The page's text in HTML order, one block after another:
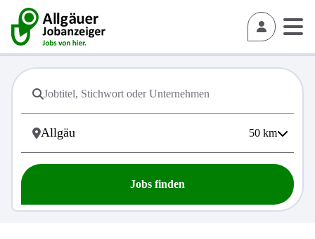
50 km
Jobs finden